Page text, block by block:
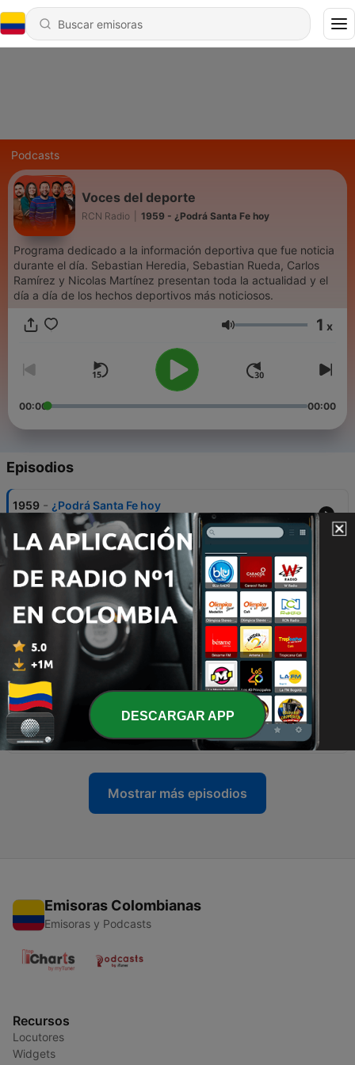
Podcasts
Voces del deporte
RCN Radio 1959 - ¿Podrá Santa Fe hoy
Programa dedicado a la información deportiva que fue noticia
durante el día. Sebastian Heredia, Sebastian Rueda, Carlos
Ramírez y Nicolas Martínez presentan toda la actualidad y el
día a día de los hechos deportivos más noticiosos.
Volumen 1 x
00:00 00:00
Episodios
1959 - ¿Podrá Santa Fe hoy
19 mayo 2026
¿Quiénes llegarán a la gran final?
15 mayo 2026
1957 - Hoy los dos últimos semifinalistas
14 mayo 2026
1956 - ¿Cuál fue el mejor partido de ida de
cuadrangulares?
11 mayo 2026
1955 - POR FIN GANARON LOS COLOMBIANOS
07 mayo 2026
Mostrar más episodios
Emisoras Colombianas
Emisoras y Podcasts
Recursos
Locutores
Widgets
DESCARGAR APP